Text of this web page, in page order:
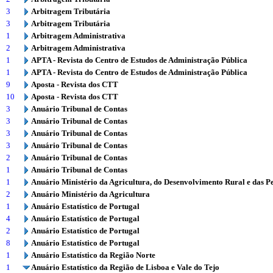
3
Arbitragem Tributária
3
Arbitragem Tributária
1
Arbitragem Administrativa
2
Arbitragem Administrativa
1
APTA - Revista do Centro de Estudos de Administração Pública
1
APTA - Revista do Centro de Estudos de Administração Pública
9
Aposta - Revista dos CTT
10
Aposta - Revista dos CTT
3
Anuário Tribunal de Contas
3
Anuário Tribunal de Contas
3
Anuário Tribunal de Contas
3
Anuário Tribunal de Contas
2
Anuário Tribunal de Contas
1
Anuário Tribunal de Contas
1
Anuário Ministério da Agricultura, do Desenvolvimento Rural e das
2
Anuário Ministério da Agricultura
1
Anuário Estatístico de Portugal
4
Anuário Estatístico de Portugal
2
Anuário Estatístico de Portugal
8
Anuário Estatístico de Portugal
1
Anuário Estatístico da Região Norte
1
Anuário Estatístico da Região de Lisboa e Vale do Tejo